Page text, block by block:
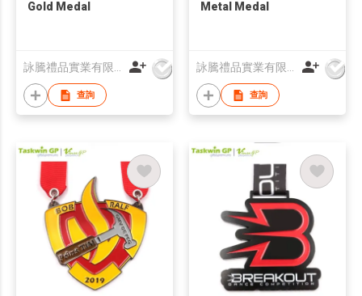
Gold Medal
詠騰禮品實業有限公司
查詢
Metal Medal
詠騰禮品實業有限公司
查詢